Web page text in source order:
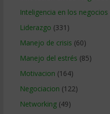
Inteligencia en los negocios
Liderazgo (331)
Manejo de crisis (60)
Manejo del estrés (85)
Motivacion (164)
Negociacion (122)
Networking(49)